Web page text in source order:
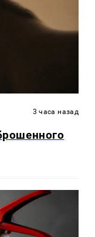
3 часа назад